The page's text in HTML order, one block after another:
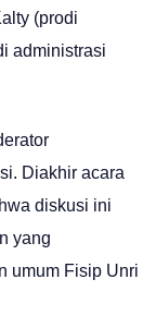
(prodi
administrasi
Diakhir acara
diskusi ini
yang
umum Fisip Unri